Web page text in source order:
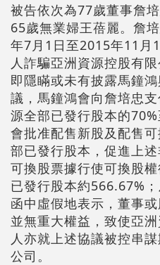
被告依次為77歲董事詹
65歲無業婦王蓓麗。詹
年7月1日至2015年11月
人詐騙亞洲資源控股有
即隱瞞或未有披露馬鐘
議，馬鐘鴻會向詹培忠
源全部已發行股本的
會批准配售新股及配售
部已發行股本，促進上
可換股票據行使可換股
已發行股本約566.67%
函中虛假地表示，董事
並無重大權益，致使亞
人亦就上述協議被控串
公司。